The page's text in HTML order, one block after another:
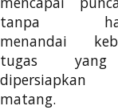
tanpa
menandai
tugas
dipersiapkan
matang.